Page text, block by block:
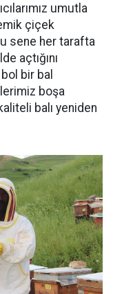
umutla
çiçek
sene her tarafta
açtığını
bir bal
boşa
balı yeniden